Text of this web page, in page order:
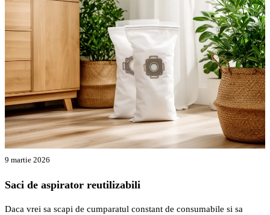
9 martie 2026
Saci de aspirator reutilizabili
Daca vrei sa scapi de cumparatul constant de consumabile si sa